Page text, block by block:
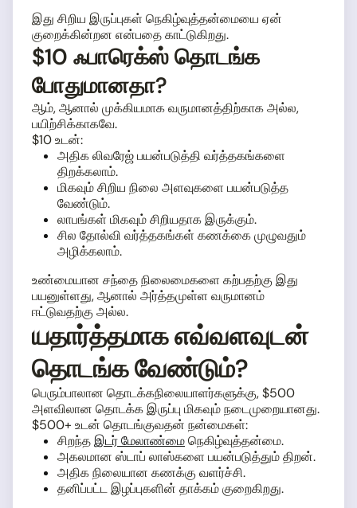
இது சிறிய இருப்புகள் நெகிழ்வுத்தன்மையை ஏன்
குறைக்கின்றன என்பதை காட்டுகிறது.
$10 ஃபாரெக்ஸ் தொடங்க
போதுமானதா?
ஆம், ஆனால் முக்கியமாக வருமானத்திற்காக அல்ல,
பயிற்சிக்காகவே.
$10 உடன்:
அதிக லிவரேஜ் பயன்படுத்தி வர்த்தகங்களை
திறக்கலாம்.
மிகவும் சிறிய நிலை அளவுகளை பயன்படுத்த
வேண்டும்.
லாபங்கள் மிகவும் சிறியதாக இருக்கும்.
சில தோல்வி வர்த்தகங்கள் கணக்கை முழுவதும்
அழிக்கலாம்.
உண்மையான சந்தை நிலைமைகளை கற்பதற்கு இது
பயனுள்ளது, ஆனால் அர்த்தமுள்ள வருமானம்
ஈட்டுவதற்கு அல்ல.
யதார்த்தமாக எவ்வளவுடன்
தொடங்க வேண்டும்?
பெரும்பாலான தொடக்கநிலையாளர்களுக்கு, $500
அளவிலான தொடக்க இருப்பு மிகவும் நடைமுறையானது.
$500+ உடன் தொடங்குவதன் நன்மைகள்:
சிறந்தஇடர் மேலாண்மைநெகிழ்வுத்தன்மை.
அகலமான ஸ்டாப் லாஸ்களை பயன்படுத்தும் திறன்.
அதிக நிலையான கணக்கு வளர்ச்சி.
தனிப்பட்ட இழப்புகளின் தாக்கம் குறைகிறது.